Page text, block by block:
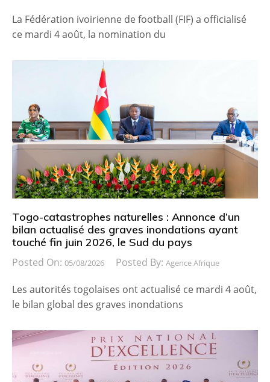
La Fédération ivoirienne de football (FIF) a officialisé
ce mardi 4 août, la nomination du
Togo-catastrophes naturelles : Annonce d’un
bilan actualisé des graves inondations ayant
touché fin juin 2026, le Sud du pays
Posted On: 05/08/2026 Posted By: Agence Afrique
Les autorités togolaises ont actualisé ce mardi 4 août,
le bilan global des graves inondations